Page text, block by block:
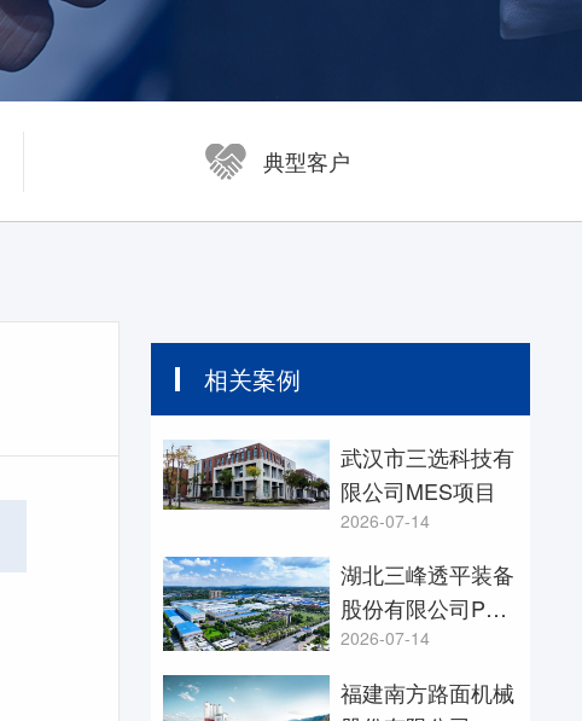
三维零件工艺设计与仿真软件 3DMPS
三维焊接工艺规划软件 3DWELD
开目浏览器 KMVue
尧创CAD YaoCCAD
典型客户
相关案例
武汉市三选科技有
限公司MES项目
2026-07-14
湖北三峰透平装备
股份有限公司PLM
信息系统项目
2026-07-14
福建南方路面机械